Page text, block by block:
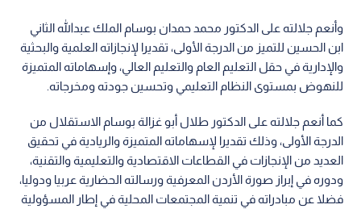
وأنعم جلالته على الدكتور محمد حمدان بوسام الملك عبدالله الثاني
ابن الحسين للتميز من الدرجة الأولى، تقديرا لإنجازاته العلمية والبحثية
والإدارية في حقل التعليم العام والتعليم العالي، وإسهاماته المتميزة
للنهوض بمستوى النظام التعليمي وتحسين جودته ومخرجاته.
كما أنعم جلالته على الدكتور طلال أبو غزالة بوسام الاستقلال من
الدرجة الأولى، وذلك تقديرا لإسهاماته المتميزة والريادية في تحقيق
العديد من الإنجازات في القطاعات الاقتصادية والتعليمية والتقنية،
ودوره في إبراز صورة الأردن المعرفية ورسالته الحضارية عربيا ودوليا،
فضلا عن مبادراته في تنمية المجتمعات المحلية في إطار المسؤولية